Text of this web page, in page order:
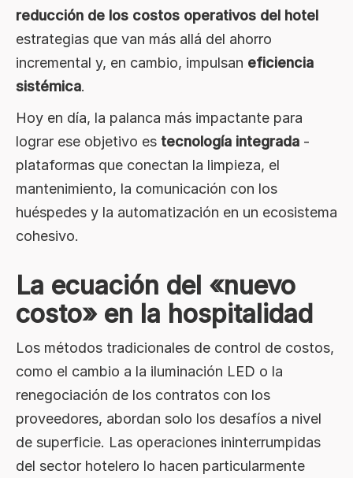
Conclusión: de la eficiencia a la
excelencia
reducción de los costos operativos del hotel
estrategias que van más allá del ahorro
incremental y, en cambio, impulsan eficiencia
sistémica.
Hoy en día, la palanca más impactante para
lograr ese objetivo es tecnología integrada -
plataformas que conectan la limpieza, el
mantenimiento, la comunicación con los
huéspedes y la automatización en un ecosistema
cohesivo.
La ecuación del «nuevo
costo» en la hospitalidad
Los métodos tradicionales de control de costos,
como el cambio a la iluminación LED o la
renegociación de los contratos con los
proveedores, abordan solo los desafíos a nivel
de superficie. Las operaciones ininterrumpidas
del sector hotelero lo hacen particularmente